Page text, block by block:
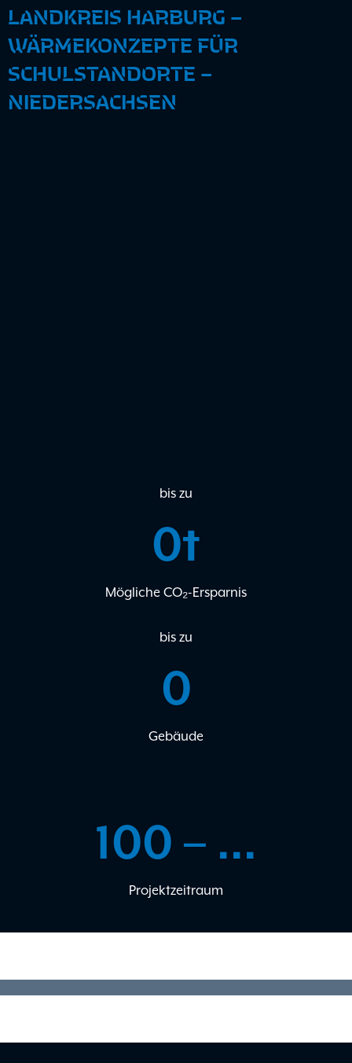
LANDKREIS HARBURG –
WÄRMEKONZEPTE FÜR
SCHULSTANDORTE –
NIEDERSACHSEN
bis zu
Mögliche CO₂-Ersparnis
0t
bis zu
Gebäude
0
Projektzeitraum
100 – ...